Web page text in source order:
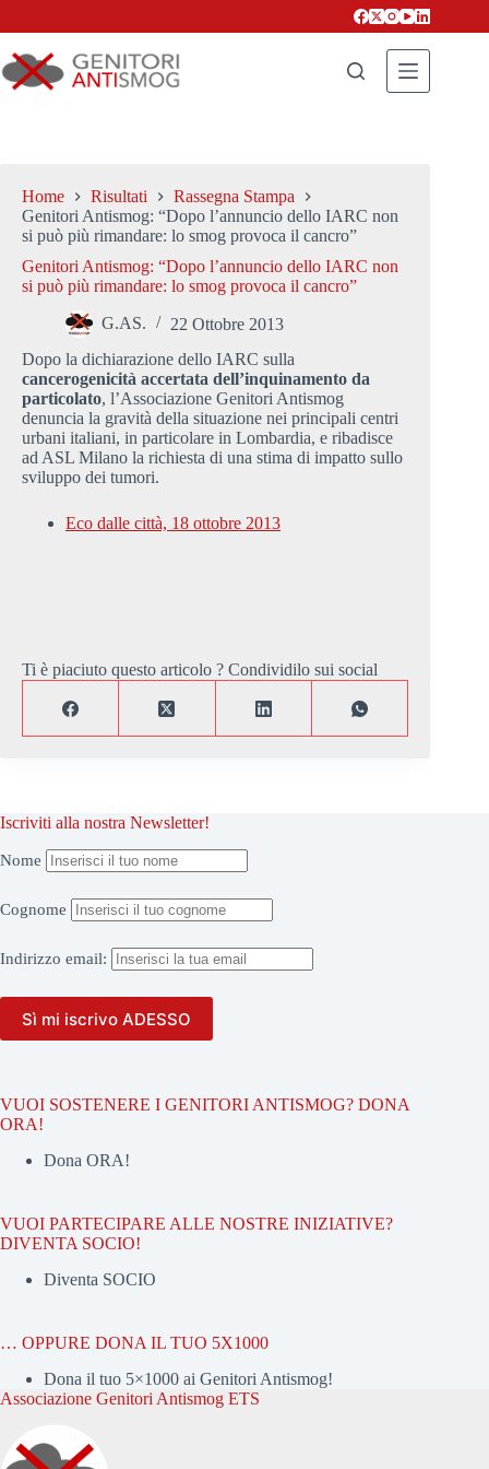
Home Risultati
Rassegna Stampa
Genitori Antismog: “Dopo l’annuncio dello IARC non
si può più rimandare: lo smog provoca il cancro”
Genitori Antismog: “Dopo l’annuncio dello IARC non
si può più rimandare: lo smog provoca il cancro”
G.AS.
22 Ottobre 2013
Dopo la dichiarazione dello IARC sulla
cancerogenicità accertata dell’inquinamento da
particolato, l’Associazione Genitori Antismog
denuncia la gravità della situazione nei principali centri
urbani italiani, in particolare in Lombardia, e ribadisce
ad ASL Milano la richiesta di una stima di impatto sullo
sviluppo dei tumori.
Eco dalle città, 18 ottobre 2013
Ti è piaciuto questo articolo ? Condividilo sui social
Iscriviti alla nostra Newsletter!
Nome
Cognome
Indirizzo email:
VUOI SOSTENERE I GENITORI ANTISMOG? DONA
ORA!
Dona ORA!
VUOI PARTECIPARE ALLE NOSTRE INIZIATIVE?
DIVENTA SOCIO!
Diventa SOCIO
… OPPURE DONA IL TUO 5X1000
Dona il tuo 5×1000 ai Genitori Antismog!
Associazione Genitori Antismog ETS